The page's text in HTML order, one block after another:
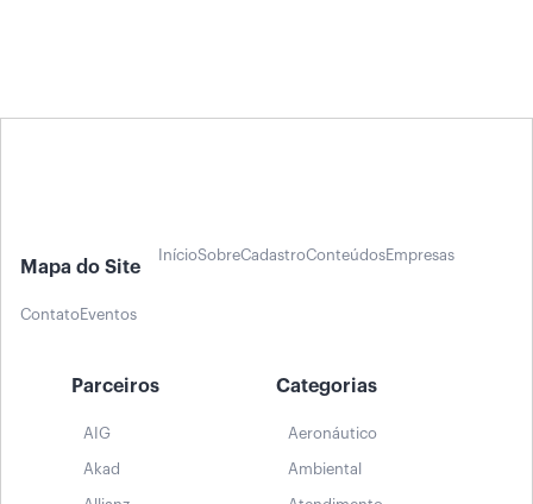
Mapa do Site
InícioSobreCadastroConteúdosEmpresas
ContatoEventos
Parceiros
AIG
Akad
Categorias
Aeronáutico
Ambiental